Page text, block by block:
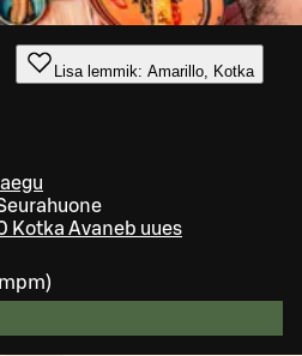
Lisa lemmik: Amarillo, Kotka
Kotka Avaneb uues
)